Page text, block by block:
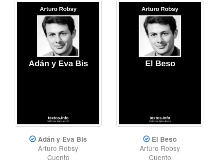
Adán y Eva Bis
Arturo Robsy
Cuento
El Beso
Arturo Robsy
Cuento